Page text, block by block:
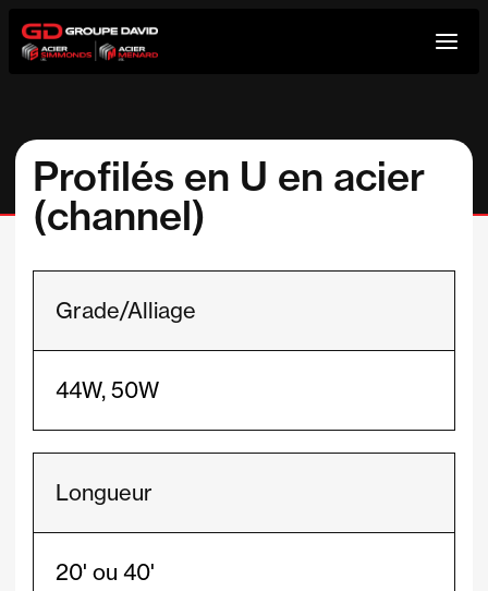
Aller
au
Profilés en U en acier
(channel)
Grade/Alliage
44W, 50W
Longueur
20' ou 40'